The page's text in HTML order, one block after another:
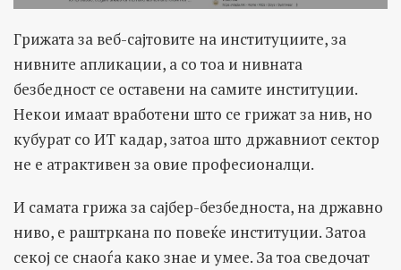
Грижата за веб-сајтовите на институциите, за
нивните апликации, а со тоа и нивната
безбедност се оставени на самите институции.
Некои имаат вработени што се грижат за нив, но
кубурат со ИТ кадар, затоа што државниот сектор
не е атрактивен за овие професионалци.
И самата грижа за сајбер-безбедноста, на државно
ниво, е раштркана по повеќе институции. Затоа
секој се снаоѓа како знае и умее. За тоа сведочат